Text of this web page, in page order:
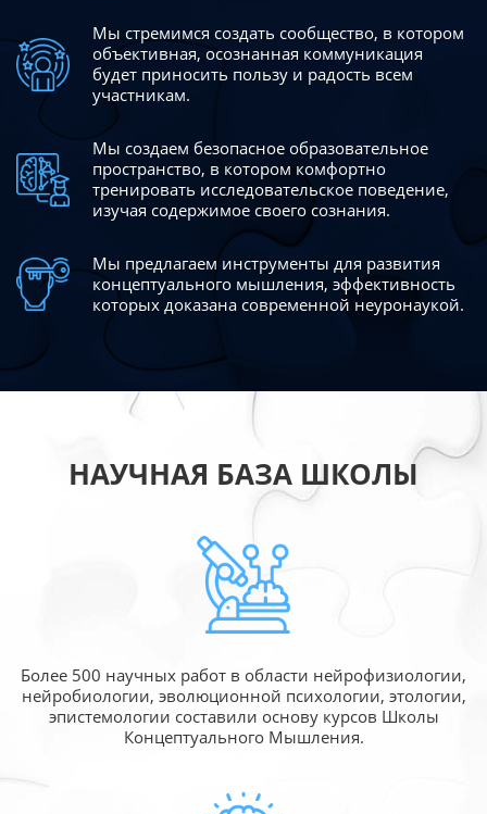
Мы стремимся создать сообщество, в котором
объективная, осознанная коммуникация
будет приносить пользу и радость всем
участникам.
Мы создаем безопасное образовательное
пространство, в котором комфортно
тренировать исследовательское поведение,
изучая содержимое своего сознания.
Мы предлагаем инструменты для развития
концептуального мышления, эффективность
которых доказана современной неуронаукой.
НАУЧНАЯ БАЗА ШКОЛЫ
Более 500 научных работ в области нейрофизиологии,
нейробиологии, эволюционной психологии, этологии,
эпистемологии составили основу курсов Школы
Концептуального Мышления.